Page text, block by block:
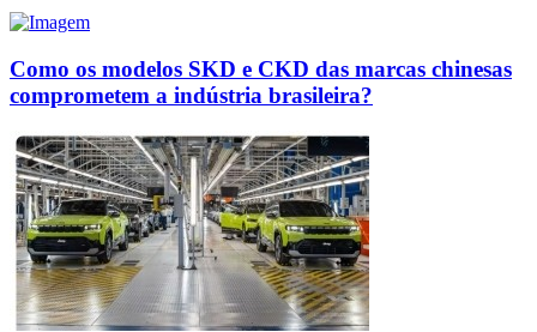
Como os modelos SKD e CKD das marcas chinesas
comprometem a indústria brasileira?